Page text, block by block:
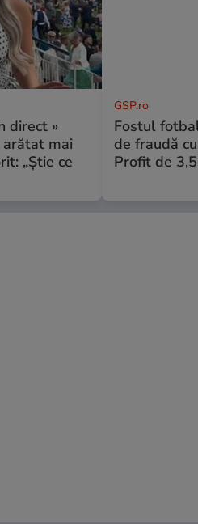
direct »
arătat mai
„Știe ce
GSP.ro
Fostul
de fraudă
Profit de